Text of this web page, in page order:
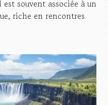
souvent associée à un
riche en rencontres